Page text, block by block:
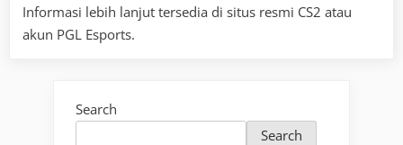
Informasi lebih lanjut tersedia di situs resmi CS2 atau
akun PGL Esports.
Search
Search